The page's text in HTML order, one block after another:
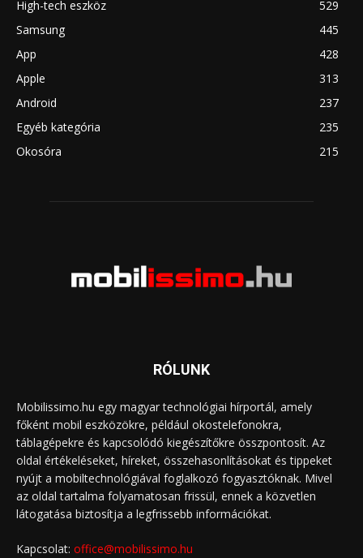
High-tech eszköz
529
Samsung
445
App
428
Apple
313
Android
237
Egyéb kategória
235
Okosóra
215
RÓLUNK
Mobilissimo.hu egy magyar technológiai hírportál, amely
főként mobil eszközökre, például okostelefonokra,
táblagépekre és kapcsolódó kiegészítőkre összpontosít. Az
oldal értékeléseket, híreket, összehasonlításokat és tippeket
nyújt a mobiltechnológiával foglalkozó fogyasztóknak. Mivel
az oldal tartalma folyamatosan frissül, ennek a közvetlen
látogatása biztosítja a legfrissebb információkat.
Kapcsolat: office@mobilissimo.hu